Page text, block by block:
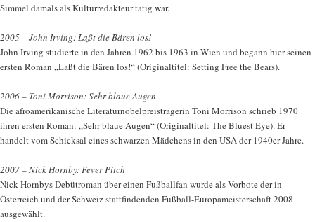
Simmel damals als Kulturredakteur tätig war.
2005 – John Irving: Laßt die Bären los!
John Irving studierte in den Jahren 1962 bis 1963 in Wien und begann hier seinen
ersten Roman „Laßt die Bären los!“ (Originaltitel: Setting Free the Bears).
2006 – Toni Morrison: Sehr blaue Augen
Die afroamerikanische Literaturnobelpreisträgerin Toni Morrison schrieb 1970
ihren ersten Roman: „Sehr blaue Augen“ (Originaltitel: The Bluest Eye). Er
handelt vom Schicksal eines schwarzen Mädchens in den USA der 1940er Jahre.
2007 – Nick Hornby: Fever Pitch
Nick Hornbys Debütroman über einen Fußballfan wurde als Vorbote der in
Österreich und der Schweiz stattfindenden Fußball-Europameisterschaft 2008
ausgewählt.